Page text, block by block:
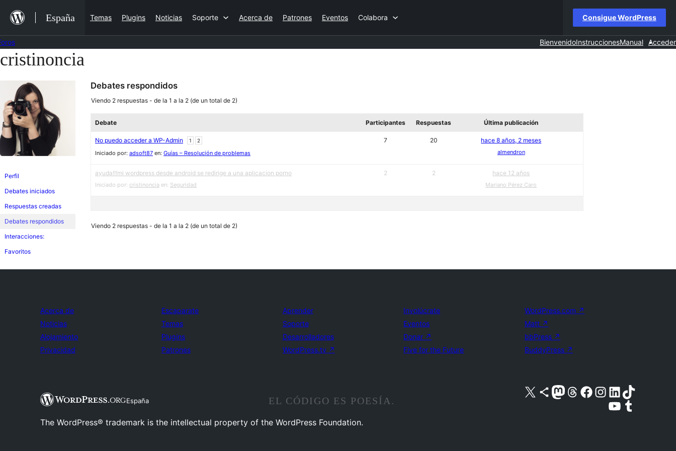
contenido
España Temas Plugins Noticias Soporte Acerca de Patrones Eventos Colabora Consigue WordPress
BienvenidoInstruccionesManual Acceder
Saltar
contenido
cristinoncia
Perfil
Debates iniciados
Respuestas creadas
Debates respondidos
Interacciones:
Favoritos
Debates respondidos
Viendo 2 respuestas - de la 1 a la 2 (de un total de 2)
Debate Participantes Respuestas Última publicación
No puedo acceder a WP-Admin 1 2
Iniciado por: adsoft87 en: Guías – Resolución de problemas
7 20 hace 8 años, 2 meses
almendron
ayuda!!!mi wordpress desde android se redirige a una aplicacion porno
Iniciado por: cristinoncia en: Seguridad
2 2 hace 12 años
Mariano Pérez Caro
Viendo 2 respuestas - de la 1 a la 2 (de un total de 2)
Acerca de
Noticias
Alojamiento
Privacidad
Escaparate
Temas
Plugins
Patrones
Aprender
Soporte
Desarrolladores
WordPress.tv ↗
Involúcrate
Eventos
Donar ↗
Five for the Future
WordPress.com ↗
Matt ↗
bbPress ↗
BuddyPress ↗
España
Visita nuestra cuenta de X (anteriormente Twitter)
Visita nuestra cuenta de Bluesky
Visita nuestra cuenta de Mastodon
Visita nuestra cuenta de Threads
Visita nuestra página de Facebook
Visita nuestra cuenta de Instagram
Visita nuestra cuenta de LinkedIn
Visita nuestra cuenta de TikTok
Visita nuestro canal de YouTube
Visita nuestra cuenta de Tumblr
EL CÓDIGO ES POESÍA.
The WordPress® trademark is the intellectual property of the WordPress Foundation.